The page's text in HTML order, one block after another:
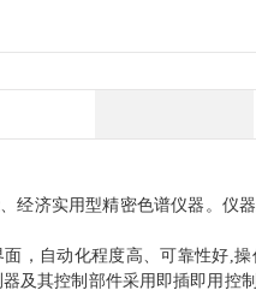
经济实用型精密色谱仪器。仪
，自动化程度高、可靠性好,
及其控制部件采用即插即用控